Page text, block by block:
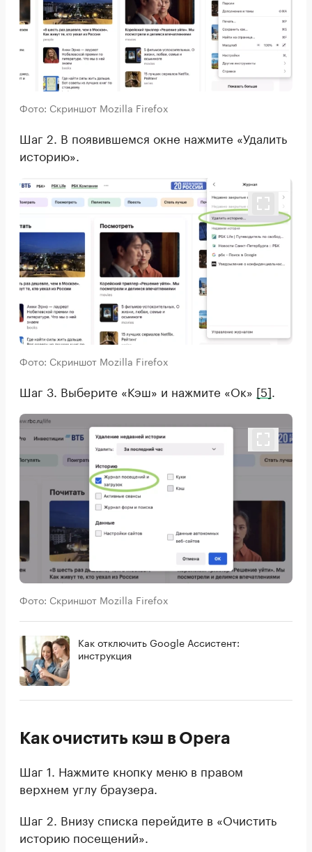
Фото: Скриншот Mozilla Firefox
Шаг 2. В появившемся окне нажмите «Удалить
историю».
Фото: Скриншот Mozilla Firefox
Шаг 3. Выберите «Кэш» и нажмите «Ок» [5]
Фото: Скриншот Mozilla Firefox
Как отключить Google Ассистент:
инструкция
Как очистить кэш в Opera
Шаг 1. Нажмите кнопку меню в правом
верхнем углу браузера.
Шаг 2. Внизу списка перейдите в «Очистить
историю посещений».